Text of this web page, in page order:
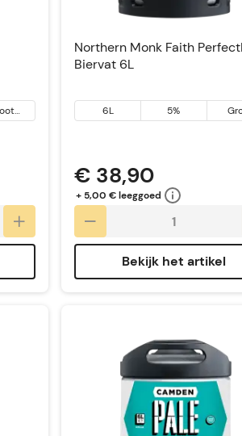
Northern Monk Faith
Biervat 6L
€ 38,90
+ 5,00 € leeggoed
Bekijk het artikel
6L 5%